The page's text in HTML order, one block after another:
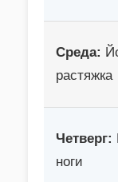
Среда:
растяжка
Четверг:
ноги